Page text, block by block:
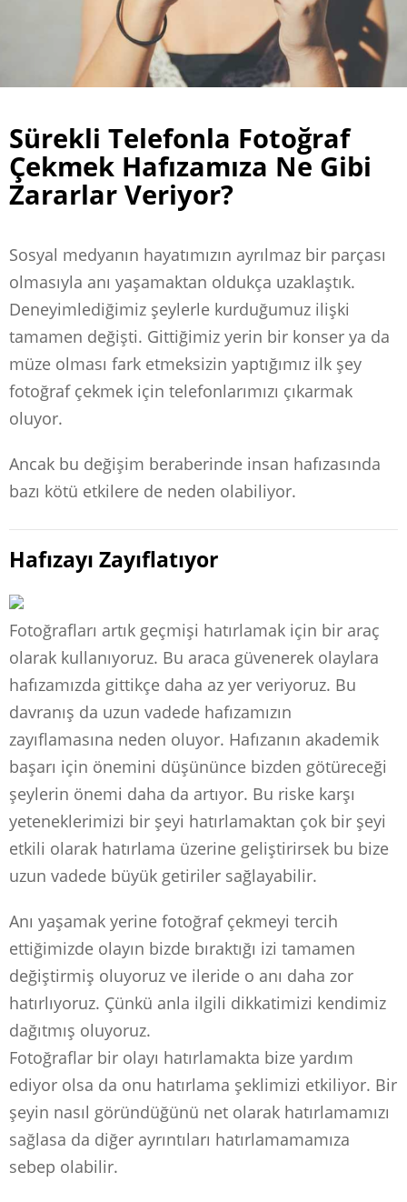
Sürekli Telefonla Fotoğraf
Çekmek Hafızamıza Ne Gibi
Zararlar Veriyor?
Sosyal medyanın hayatımızın ayrılmaz bir parçası
olmasıyla anı yaşamaktan oldukça uzaklaştık.
Deneyimlediğimiz şeylerle kurduğumuz ilişki
tamamen değişti. Gittiğimiz yerin bir konser ya da
müze olması fark etmeksizin yaptığımız ilk şey
fotoğraf çekmek için telefonlarımızı çıkarmak
oluyor.
Ancak bu değişim beraberinde insan hafızasında
bazı kötü etkilere de neden olabiliyor.
Hafızayı Zayıflatıyor
Fotoğrafları artık geçmişi hatırlamak için bir araç
olarak kullanıyoruz. Bu araca güvenerek olaylara
hafızamızda gittikçe daha az yer veriyoruz. Bu
davranış da uzun vadede hafızamızın
zayıflamasına neden oluyor. Hafızanın akademik
başarı için önemini düşününce bizden götüreceği
şeylerin önemi daha da artıyor. Bu riske karşı
yeteneklerimizi bir şeyi hatırlamaktan çok bir şeyi
etkili olarak hatırlama üzerine geliştirirsek bu bize
uzun vadede büyük getiriler sağlayabilir.
Anı yaşamak yerine fotoğraf çekmeyi tercih
ettiğimizde olayın bizde bıraktığı izi tamamen
değiştirmiş oluyoruz ve ileride o anı daha zor
hatırlıyoruz. Çünkü anla ilgili dikkatimizi kendimiz
dağıtmış oluyoruz.
Fotoğraflar bir olayı hatırlamakta bize yardım
ediyor olsa da onu hatırlama şeklimizi etkiliyor. Bir
şeyin nasıl göründüğünü net olarak hatırlamamızı
sağlasa da diğer ayrıntıları hatırlamamamıza
sebep olabilir.